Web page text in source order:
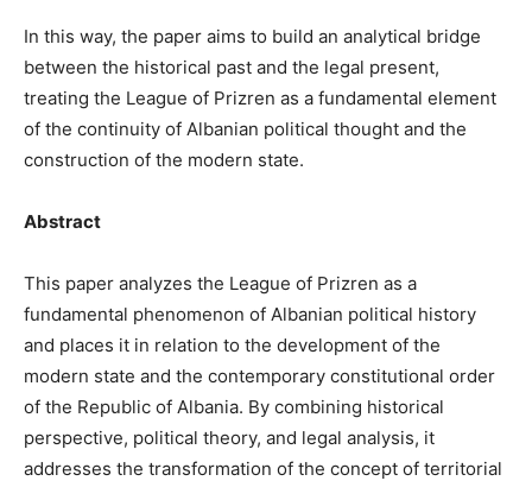
In this way, the paper aims to build an analytical bridge
between the historical past and the legal present,
treating the League of Prizren as a fundamental element
of the continuity of Albanian political thought and the
construction of the modern state.
Abstract
This paper analyzes the League of Prizren as a
fundamental phenomenon of Albanian political history
and places it in relation to the development of the
modern state and the contemporary constitutional order
of the Republic of Albania. By combining historical
perspective, political theory, and legal analysis, it
addresses the transformation of the concept of territorial